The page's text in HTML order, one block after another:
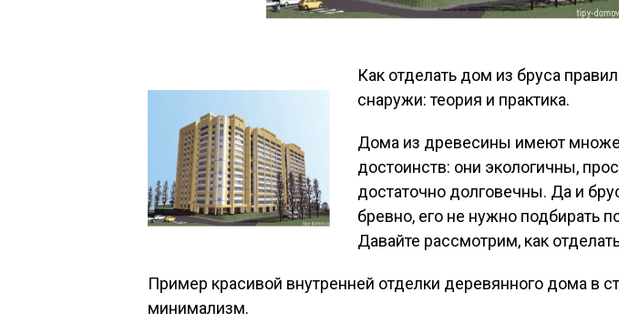
Как отделать дом из бруса
снаружи: теория и практика.
Дома из древесины имеют
достоинств: они экологичны,
достаточно долговечны. Да и
бревно, его не нужно подбирать
Давайте рассмотрим, как
Пример красивой внутренней отделки деревянного дома в
минимализм.